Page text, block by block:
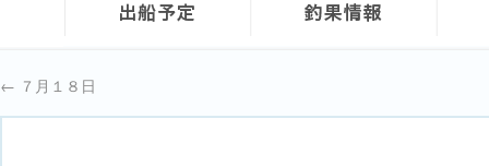
← ７月１８日